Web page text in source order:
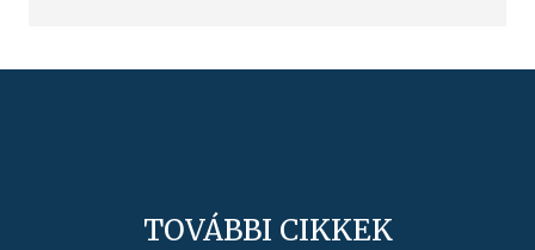
TOVÁBBI CIKKEK